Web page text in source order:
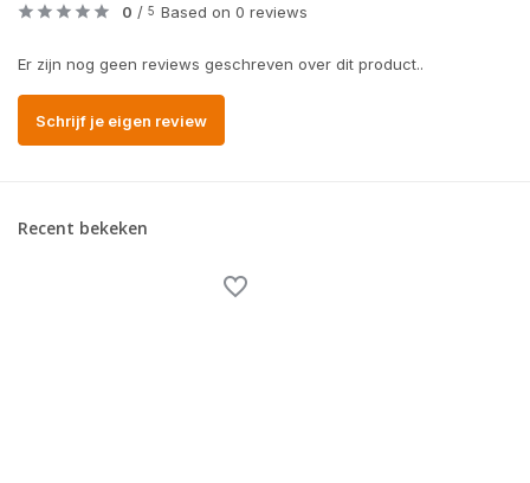
0 / 5 Based on 0 reviews
Er zijn nog geen reviews geschreven over dit product..
Schrijf je eigen review
Recent bekeken